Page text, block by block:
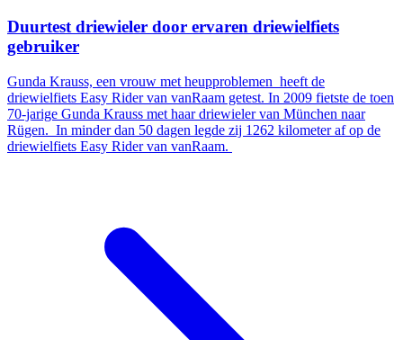
Duurtest driewieler door ervaren driewielfiets
gebruiker
Gunda Krauss, een vrouw met heupproblemen heeft de
driewielfiets Easy Rider van vanRaam getest. In 2009 fietste de toen
70-jarige Gunda Krauss met haar driewieler van München naar
Rügen. In minder dan 50 dagen legde zij 1262 kilometer af op de
driewielfiets Easy Rider van vanRaam.